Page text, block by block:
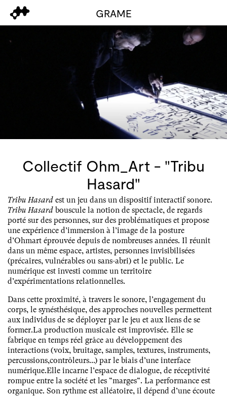
GRAME
Collectif Ohm_Art - "Tribu
Hasard"
Tribu Hasard est un jeu dans un dispositif interactif sonore.
Tribu Hasard bouscule la notion de spectacle, de regards
porté sur des personnes, sur des problématiques et propose
une expérience d’immersion à l’image de la posture
d’Ohmart éprouvée depuis de nombreuses années. Il réunit
dans un même espace, artistes, personnes invisibilisées
(précaires, vulnérables ou sans-abri) et le public. Le
numérique est investi comme un territoire
d’expérimentations relationnelles.
Dans cette proximité, à travers le sonore, l’engagement du
corps, le synésthésique, des approches nouvelles permettent
aux individus de se déployer par le jeu et aux liens de se
former.La production musicale est improvisée. Elle se
fabrique en temps réel grâce au développement des
interactions (voix, bruitage, samples, textures, instruments,
percussions,contrôleurs...) par le biais d’une interface
numérique.Elle incarne l’espace de dialogue, de réceptivité
rompue entre la société et les “marges“. La performance est
organique. Son rythme est alléatoire, il dépend d’une écoute